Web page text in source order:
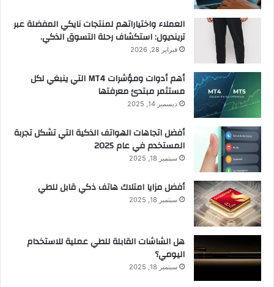
العملاء واختياراتهم لمنتجات نايكي المفضلة عبر
ترينديول: استكشاف رحلة التسوق الذكي.
فبراير 28, 2026
أهم أدوات ومؤشرات MT4 التي ينبغي لكل
مستثمر مبتدئ معرفتها
ديسمبر 14, 2025
أفضل اتجاهات الهواتف الذكية التي تشكل تجربة
المستخدم في عام 2025
سبتمبر 18, 2025
أفضل مزايا امتلاك هاتف ذكي قابل للطي
سبتمبر 18, 2025
هل الشاشات القابلة للطي عملية للاستخدام
اليومي؟
سبتمبر 18, 2025